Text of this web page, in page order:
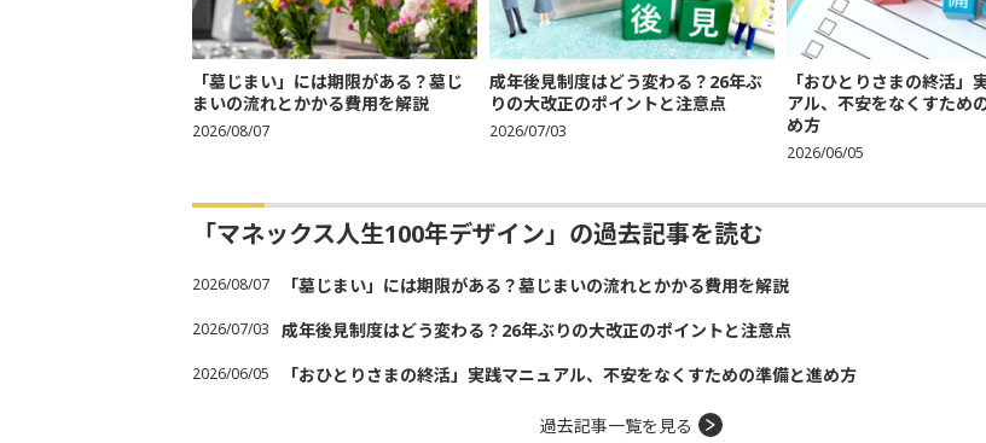
「墓じまい」には期限がある？墓じ
まいの流れとかかる費用を解説
2026/08/07
成年後見制度はどう変わる？26年ぶ
りの大改正のポイントと注意点
2026/07/03
「おひとりさまの終活」
アル、不安をなくすため
め方
2026/06/05
「マネックス人生100年デザイン」の過去記事を読む
2026/08/07 「墓じまい」には期限がある？墓じまいの流れとかかる費用を解説
2026/07/03 成年後見制度はどう変わる？26年ぶりの大改正のポイントと注意点
2026/06/05 「おひとりさまの終活」実践マニュアル、不安をなくすための準備と進め方
過去記事一覧を見る